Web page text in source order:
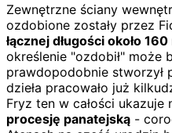
Zewnętrzne ściany
ozdobione zostały przez
łącznej długości około
określenie "ozdobił" może
prawdopodobnie stworzył
dzieła pracowało już
Fryz ten w całości
procesję panatejską -